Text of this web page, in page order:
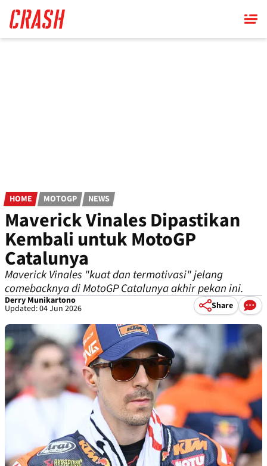
main
content
HOME MOTOGP NEWS
Maverick Vinales Dipastikan
Kembali untuk MotoGP
Catalunya
Maverick Vinales "kuat dan termotivasi" jelang
comebacknya di MotoGP Catalunya akhir pekan ini.
Derry Munikartono
Updated: 04 Jun 2026 Share